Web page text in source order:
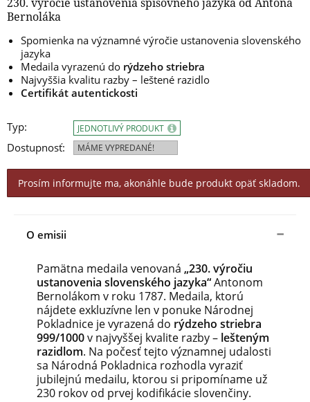
Bernoláka
Spomienka na významné výročie ustanovenia slovenského
jazyka
Medaila vyrazenú do rýdzeho striebra
Najvyššia kvalitu razby – leštené razidlo
Certifikát autentickosti
Typ:
Dostupnosť:
JEDNOTLIVÝ PRODUKT
MÁME VYPREDANÉ!
Prosím informujte ma, akonáhle bude produkt opäť skladom.
O emisii
Pamätna medaila venovaná „230. výročiu
ustanovenia slovenského jazyka“Antonom
Bernolákom v roku 1787. Medaila, ktorú
nájdete exkluzívne len v ponuke Národnej
Pokladnice je vyrazená do rýdzeho striebra
999/1000v najvyššej kvalite razby – lešteným
razidlom. Na počesť tejto významnej udalosti
sa Národná Pokladnica rozhodla vyraziť
jubilejnú medailu, ktorou si pripomíname už
230 rokov od prvej kodifikácie slovenčiny.